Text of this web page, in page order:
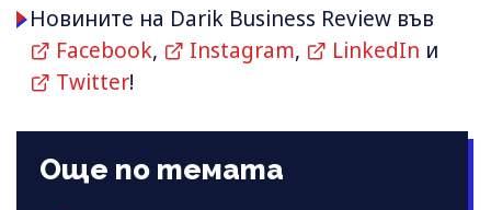
Новините на Darik Business Review във
Facebook, Instagram, LinkedIn и
Twitter!
Още по темата